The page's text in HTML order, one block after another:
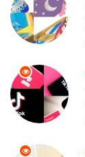
Organizasyon
Spor
Turizm
Hediyelik
Aksesuar